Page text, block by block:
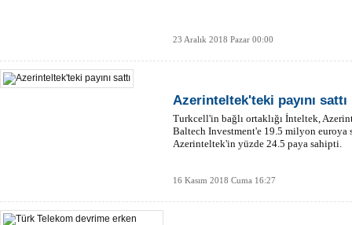
23 Aralık 2018 Pazar 00:00
Azerinteltek'teki payını sattı
Turkcell'in bağlı ortaklığı İnteltek,
Baltech Investment'e 19.5 milyon euroya
Azerinteltek'in yüzde 24.5 paya sahipti.
16 Kasım 2018 Cuma 16:27